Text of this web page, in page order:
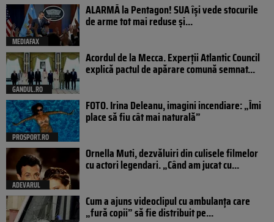
MEDIAFAX
ALARMĂ la Pentagon! SUA își vede stocurile
de arme tot mai reduse și...
GANDUL.RO
Acordul de la Mecca. Experții Atlantic Council
explică pactul de apărare comună semnat...
PROSPORT.RO
FOTO. Irina Deleanu, imagini incendiare: „Îmi
place să fiu cât mai naturală”
ADEVARUL
Ornella Muti, dezvăluiri din culisele filmelor
cu actori legendari. „Când am jucat cu...
Cum a ajuns videoclipul cu ambulanța care
„fură copii” să fie distribuit pe...